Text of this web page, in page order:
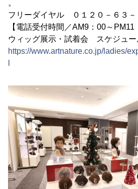
。
フリーダイヤル ０１２０－６３－
【電話受付時間／AM9：00～PM11
ウィッグ展示・試着会 スケジュー
https://www.artnature.co.jp/ladies/